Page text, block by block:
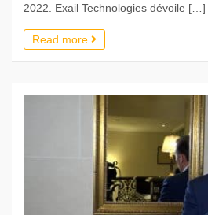
2022. Exail Technologies dévoile […]
Read more